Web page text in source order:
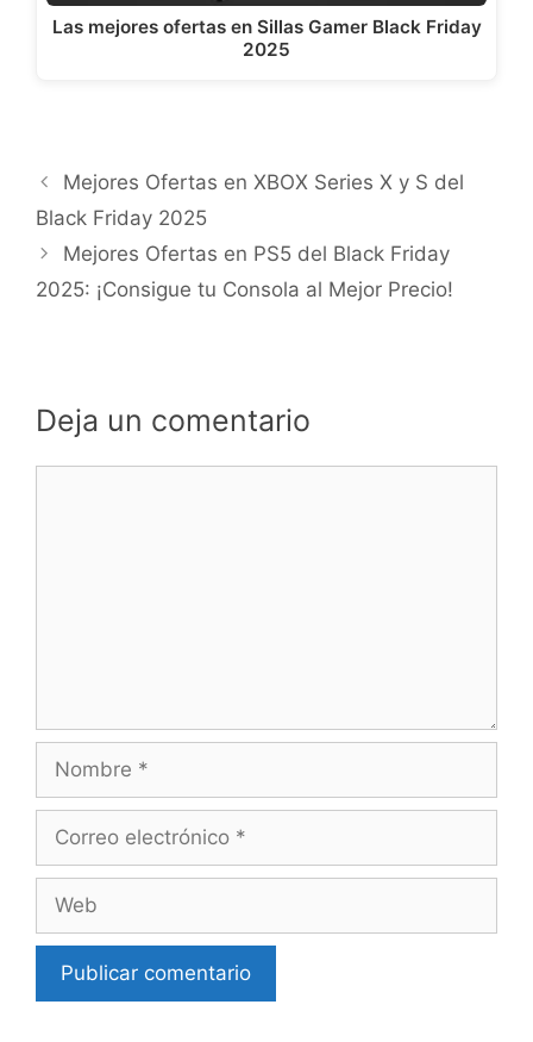
Las mejores ofertas en Sillas Gamer Black Friday
2025
Mejores Ofertas en XBOX Series X y S del
Black Friday 2025
Mejores Ofertas en PS5 del Black Friday
2025: ¡Consigue tu Consola al Mejor Precio!
Deja un comentario
electrónico